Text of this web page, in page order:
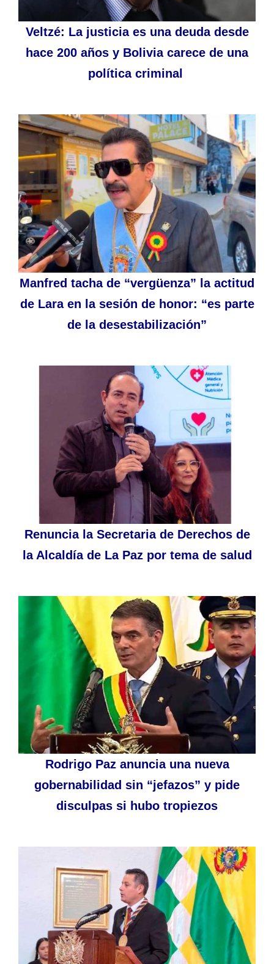
Veltzé: La justicia es una deuda desde
hace 200 años y Bolivia carece de una
política criminal
Manfred tacha de “vergüenza” la actitud
de Lara en la sesión de honor: “es parte
de la desestabilización”
Renuncia la Secretaria de Derechos de
la Alcaldía de La Paz por tema de salud
Rodrigo Paz anuncia una nueva
gobernabilidad sin “jefazos” y pide
disculpas si hubo tropiezos